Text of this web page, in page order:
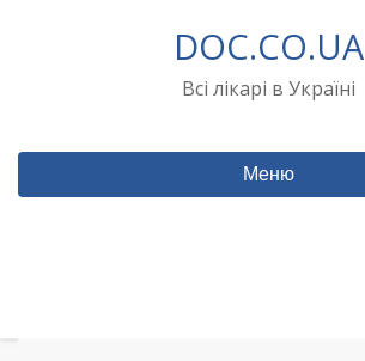
DOC.CO.UA
Всі лікарі в Україні
Меню